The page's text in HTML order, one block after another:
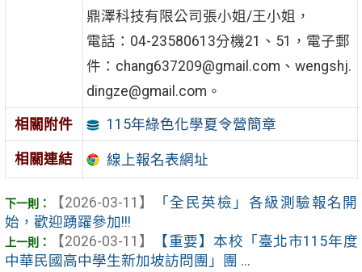
鼎澤科技有限公司張小姐/王小姐，
電話：04-23580613分機21、51，電子郵
件：chang637209@gmail.com、wengshj.
dingze@gmail.com。
相關附件 115年綠色化學夏令營簡章
相關連結 線上報名表網址
【2026-03-11】
「全民英檢」各級測驗報名開
始，歡迎踴躍參加!!!
【2026-03-11】
【重要】本校「臺北市115年度
中華民國高中學生新加坡訪問團」團 ...